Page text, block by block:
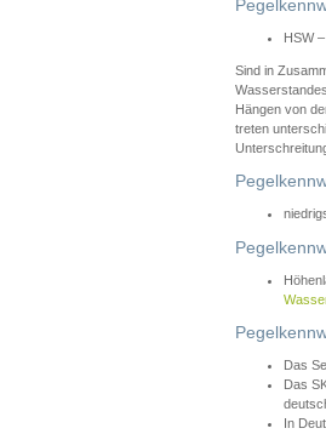
HSW
Sind in
Hängen von
treten
Das
Das
In